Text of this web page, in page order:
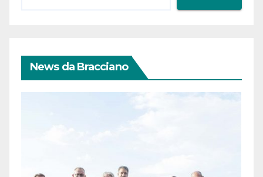
News da Bracciano